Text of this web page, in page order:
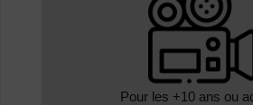
Pour les +10 ans ou